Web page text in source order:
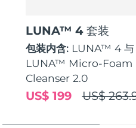
LUNA™ 4 套装
包装内含: LUNA™ 4 与
LUNA™ Micro-Foam
Cleanser 2.0
US$
US$ 199